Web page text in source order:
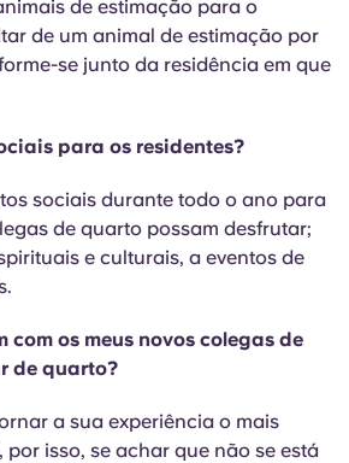
de estimação para o
de um animal de estimação por
se junto da residência em que
para os residentes?
sociais durante todo o ano para
de quarto possam desfrutar;
e culturais, a eventos de
com os meus novos colegas de
de quarto?
a sua experiência o mais
isso, se achar que não se está